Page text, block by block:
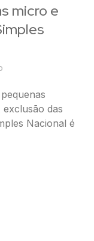
micro e
das
Nacional é